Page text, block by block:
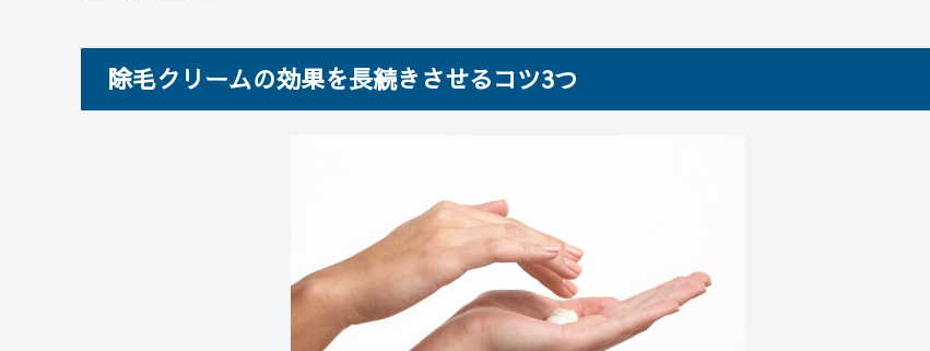
除毛クリームの効果を長続きさせるコツ3つ